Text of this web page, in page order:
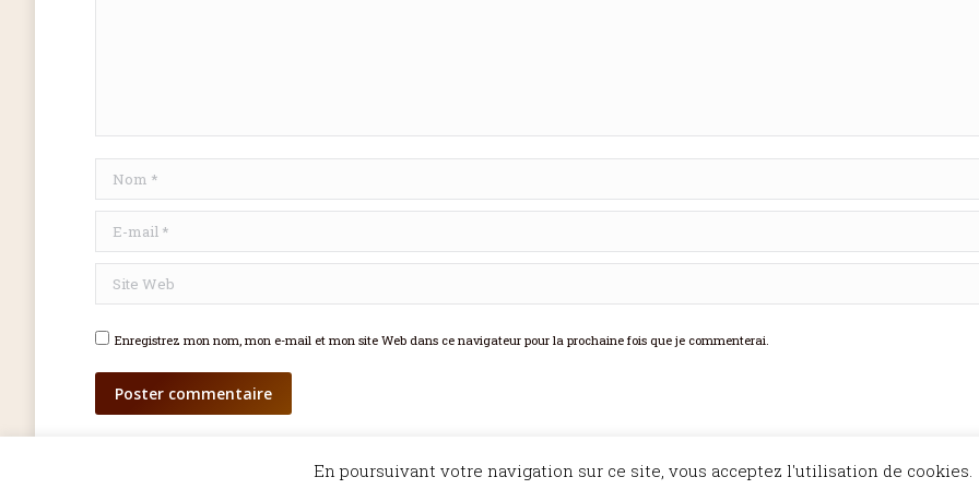
Nom *
E-mail *
Site Web
Enregistrez mon nom, mon e-mail et mon site Web dans ce navigateur pour la prochaine fois que je commenterai.
Poster commentaire
Mentions légales - Réalisation :Bel et Bien Vu Restez à
En poursuivant votre navigation sur ce site, vous acceptez l'utilisation de cookies.